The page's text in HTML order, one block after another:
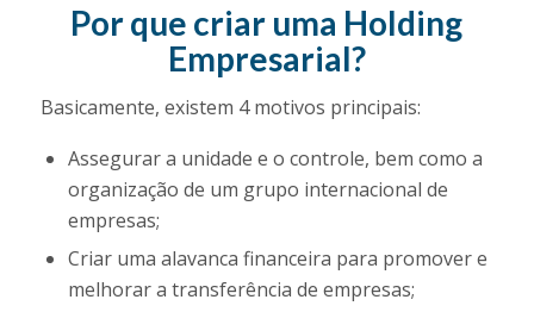
Por que criar uma Holding
Empresarial?
Basicamente, existem 4 motivos principais:
Assegurar a unidade e o controle, bem como a
organização de um grupo internacional de
empresas;
Criar uma alavanca financeira para promover e
melhorar a transferência de empresas;